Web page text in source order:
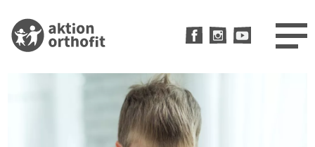
zum
Inhalt